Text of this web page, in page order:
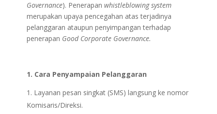
Governance). Penerapan whistleblowing system
merupakan upaya pencegahan atas terjadinya
pelanggaran ataupun penyimpangan terhadap
penerapan Good Corporate Governance.
1. Cara Penyampaian Pelanggaran
Layanan pesan singkat (SMS) langsung ke nomor
Komisaris/Direksi.